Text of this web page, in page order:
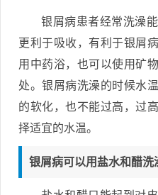
银屑病患者经常洗澡
更利于吸收，有利于银屑
用中药浴，也可以使用矿
处。银屑病洗澡的时候水
的软化，也不能过高，过
择适宜的水温。
银屑病可以用盐水和醋洗